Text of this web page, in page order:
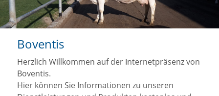
Boventis
Herzlich Willkommen auf der Internetpräsenz von
Boventis.
Hier können Sie Informationen zu unseren